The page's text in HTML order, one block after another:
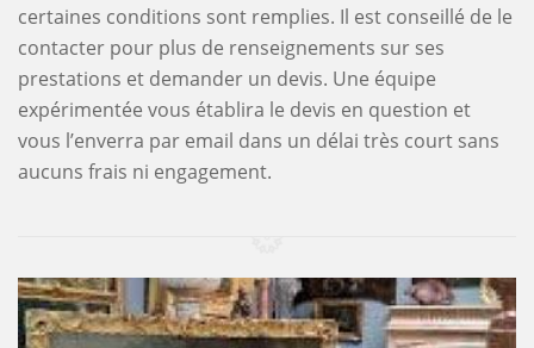
certaines conditions sont remplies. Il est conseillé de le
contacter pour plus de renseignements sur ses
prestations et demander un devis. Une équipe
expérimentée vous établira le devis en question et
vous l’enverra par email dans un délai très court sans
aucuns frais ni engagement.